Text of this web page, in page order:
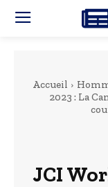
Accueil
2023 : La
JCI